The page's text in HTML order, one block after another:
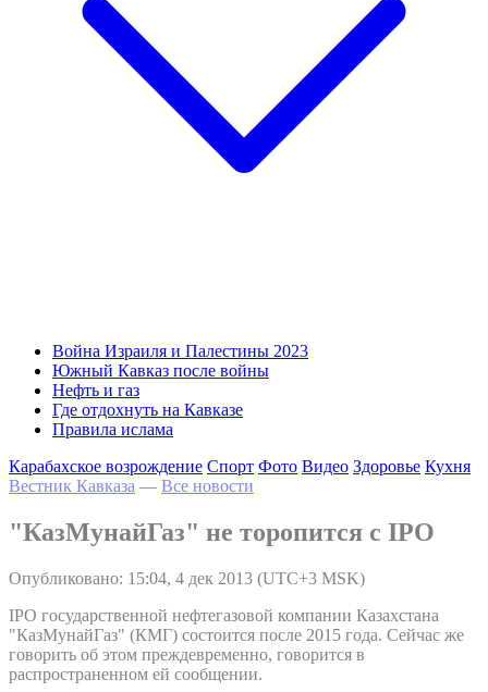
Война Израиля и Палестины 2023
Южный Кавказ после войны
Нефть и газ
Где отдохнуть на Кавказе
Правила ислама
Карабахское возрождение Спорт Фото Видео Здоровье Кухня
Вестник Кавказа — Все новости
"КазМунайГаз" не торопится с IPO
Опубликовано: 15:04, 4 дек 2013 (UTC+3 MSK)
IPO государственной нефтегазовой компании Казахстана
"КазМунайГаз" (КМГ) состоится после 2015 года. Сейчас же
говорить об этом преждевременно, говорится в
распространенном ей сообщении.